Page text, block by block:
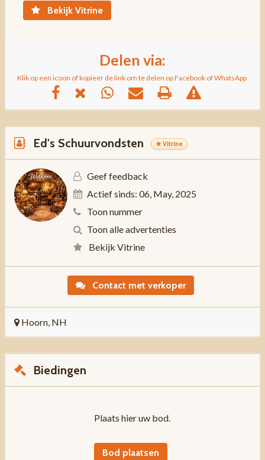
Bekijk Vitrine
Delen via:
Klik op een icoon of kopieer de link om te delen op Facebook of WhatsApp
Ed's Schuurvondsten ★ Vitrine
Geef feedback
Actief sinds: 06, May, 2025
Toon nummer
Toon alle advertenties
Bekijk Vitrine
Contact met verkoper
Hoorn, NH
Biedingen
Plaats hier uw bod.
Bod plaatsen